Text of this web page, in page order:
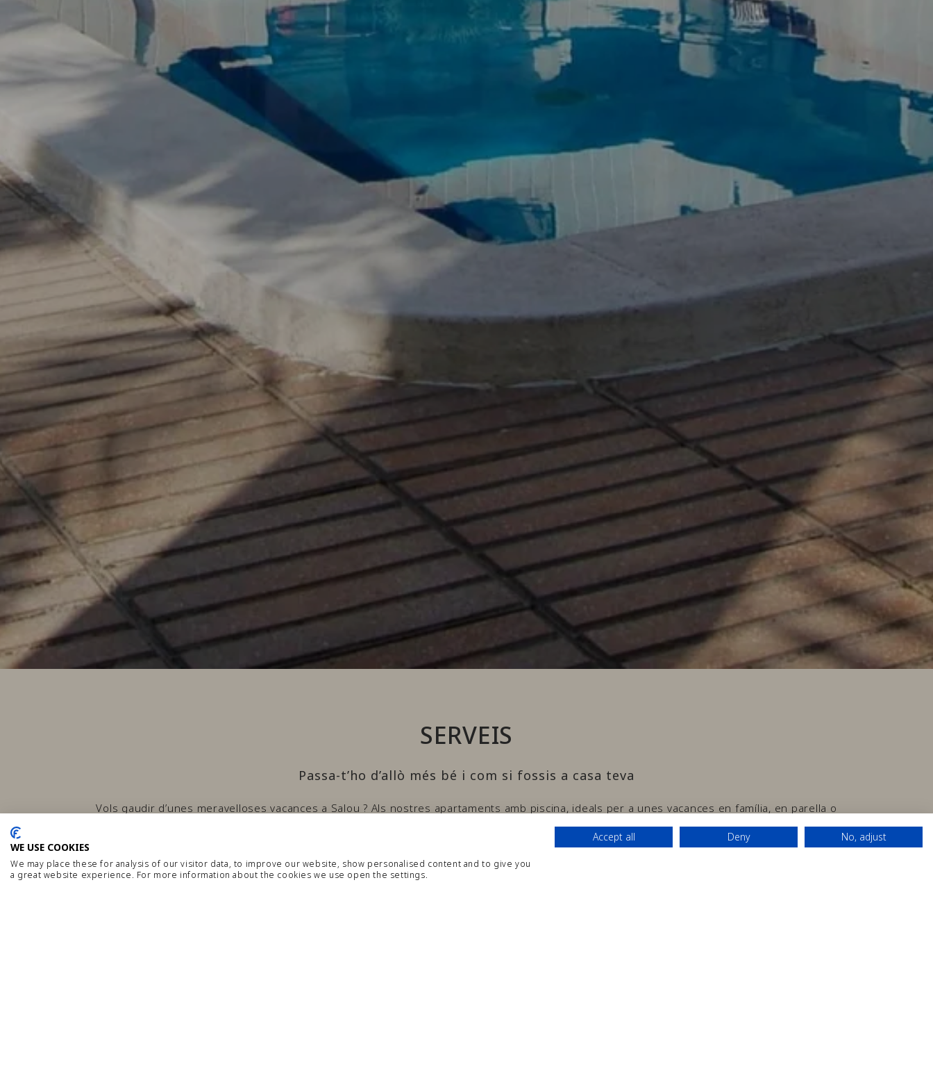
SERVEIS
Passa-t’ho d’allò més bé i com si fossis a casa teva
Vols gaudir d’unes meravelloses vacances a Salou ? Als nostres apartaments amb piscina, ideals per a unes vacances en família, en parella o
amb un grup d’amics, trobaràs tots els serveis per passar una fantàstica estada a la vora del mar. El nostre objectiu és millorar la teva estada a
través d’un ampli ventall de serveis i instal·lacions. Des de zona WiFi gratis fins a servei de recepció 24 hores, et proposem una completa carta
de serveis gratuïts per a que puguis gaudir al màxim del teu allotjament.
WE USE COOKIES
We may place these for analysis of our visitor data, to improve our website, show personalised content and to give you
a great website experience. For more information about the cookies we use open the settings.
Accept all Deny No, adjust